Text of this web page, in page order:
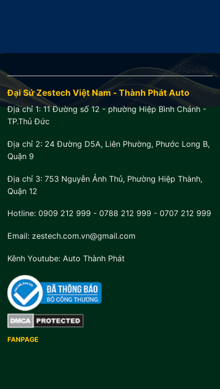
Đại Sứ Zestech Việt Nam - Thành Phát Auto
Địa chỉ 1: 11 Đường số 12 - phường Hiệp Bình Chánh -
TP.Thủ Đức
Địa chỉ 2: 24 Đường D5A, Liên Phường, Phước Long B,
Quận 9
Địa chỉ 3: 753 Nguyễn Ảnh Thủ, Phường Hiệp Thành,
Quận 12
Hotline: 0909 212 999 - 0788 212 999 - 0707 212 999
Email: zestech.com.vn@gmail.com
Kênh Youtube: Auto Thành Phát
FANPAGE